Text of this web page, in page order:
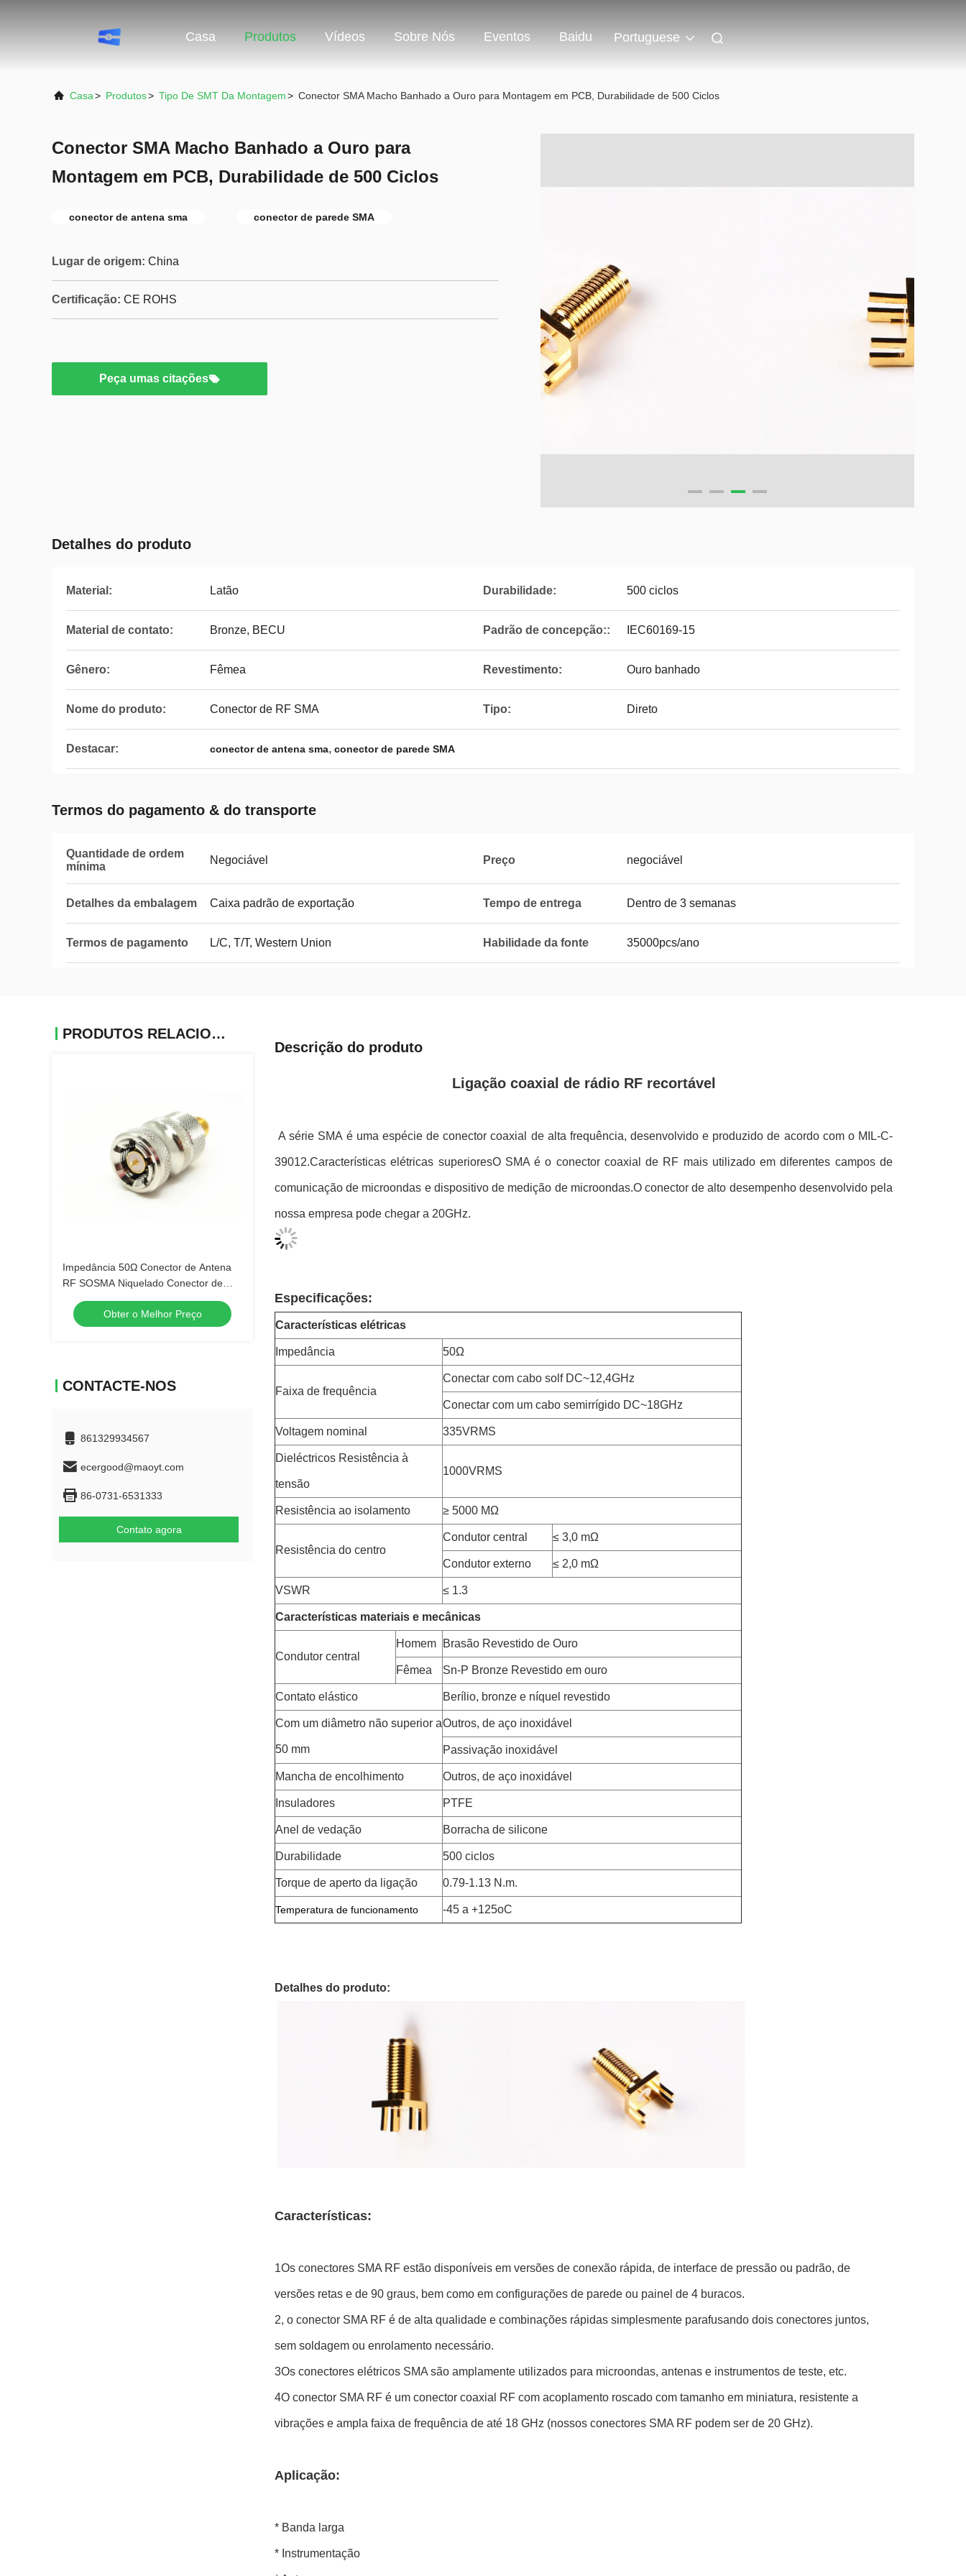
Casa Produtos Vídeos Sobre Nós Eventos Baidu Portuguese
Casa> Produtos> Tipo De SMT Da Montagem> Conector SMA Macho Banhado a Ouro para Montagem em PCB, Durabilidade de 500 Ciclos
Conector SMA Macho Banhado a Ouro para
Montagem em PCB, Durabilidade de 500 Ciclos
conector de antena sma conector de parede SMA
Lugar de origem: China
Certificação: CE ROHS
Peça umas citações
Detalhes do produto
Material: Latão Durabilidade: 500 ciclos
Material de contato: Bronze, BECU Padrão de concepção:: IEC60169-15
Gênero: Fêmea Revestimento: Ouro banhado
Nome do produto: Conector de RF SMA Tipo: Direto
Destacar: conector de antena sma, conector de parede SMA
Termos do pagamento & do transporte
Quantidade de ordem
mínima
Negociável Preço negociável
Detalhes da embalagem Caixa padrão de exportação Tempo de entrega Dentro de 3 semanas
Termos de pagamento L/C, T/T, Western Union Habilidade da fonte 35000pcs/ano
PRODUTOS RELACIONADOS
Impedância 50Ω Conector de Antena
RF SOSMA Niquelado Conector de
Montagem Alta Frequência
Obter o Melhor Preço
CONTACTE-NOS
861329934567
ecergood@maoyt.com
86-0731-6531333
Contato agora
Descrição do produto
Ligação coaxial de rádio RF recortável
A série SMA é uma espécie de conector coaxial de alta frequência, desenvolvido e produzido de acordo com o MIL-C-
39012.Características elétricas superioresO SMA é o conector coaxial de RF mais utilizado em diferentes campos de
comunicação de microondas e dispositivo de medição de microondas.O conector de alto desempenho desenvolvido pela
nossa empresa pode chegar a 20GHz.
Especificações:
Características elétricas
Impedância 50Ω
Faixa de frequência
Conectar com cabo solf DC~12,4GHz
Conectar com um cabo semirrígido DC~18GHz
Voltagem nominal 335VRMS
Dieléctricos Resistência à
tensão
1000VRMS
Resistência ao isolamento ≥ 5000 MΩ
Resistência do centro
Condutor central ≤ 3,0 mΩ
Condutor externo ≤ 2,0 mΩ
VSWR ≤ 1.3
Características materiais e mecânicas
Condutor central
Homem Brasão Revestido de Ouro
Fêmea Sn-P Bronze Revestido em ouro
Contato elástico Berílio, bronze e níquel revestido
Com um diâmetro não superior a
50 mm
Outros, de aço inoxidável
Passivação inoxidável
Mancha de encolhimento Outros, de aço inoxidável
Insuladores PTFE
Anel de vedação Borracha de silicone
Durabilidade 500 ciclos
Torque de aperto da ligação 0.79-1.13 N.m.
Temperatura de funcionamento -45 a +125oC
Detalhes do produto:
Características:
1Os conectores SMA RF estão disponíveis em versões de conexão rápida, de interface de pressão ou padrão, de
versões retas e de 90 graus, bem como em configurações de parede ou painel de 4 buracos.
2, o conector SMA RF é de alta qualidade e combinações rápidas simplesmente parafusando dois conectores juntos,
sem soldagem ou enrolamento necessário.
3Os conectores elétricos SMA são amplamente utilizados para microondas, antenas e instrumentos de teste, etc.
4O conector SMA RF é um conector coaxial RF com acoplamento roscado com tamanho em miniatura, resistente a
vibrações e ampla faixa de frequência de até 18 GHz (nossos conectores SMA RF podem ser de 20 GHz).
Aplicação:
* Banda larga
* Instrumentação